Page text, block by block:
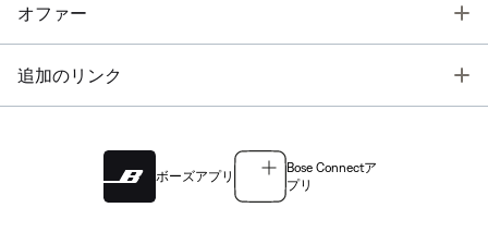
オファー
追加のリンク
ボーズアプリ
Bose Connectア
プリ